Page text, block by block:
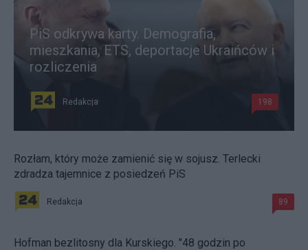
PiS odkrywa karty. Demografia,
mieszkania, ETS, deportacje Ukraińców i
rozliczenia
Redakcja 198
Rozłam, który może zamienić się w sojusz. Terlecki
zdradza tajemnice z posiedzeń PiS
Redakcja 89
Hofman bezlitosny dla Kurskiego. "48 godzin po